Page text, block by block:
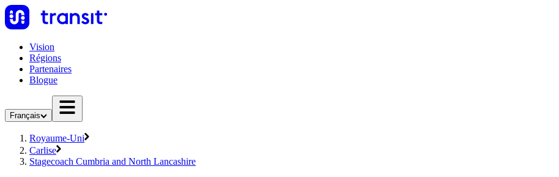
Vision
Régions
Partenaires
Blogue
Français
Royaume-Uni
Carlise
Stagecoach Cumbria and North Lancashire